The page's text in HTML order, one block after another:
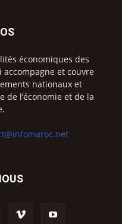
économiques des
et couvre
nationaux et
l’économie et de la